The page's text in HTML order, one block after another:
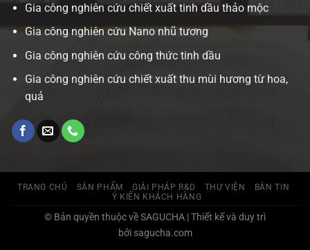
Gia công nghiên cứu chiết xuất tinh dầu thảo mộc
Gia công nghiên cứu Nano nhũ tương
Gia công nghiên cứu công thức tinh dầu
Gia công nghiên cứu chiết xuất thu mùi hương từ hoa,
quả
TRANG CHỦ SẢN PHẨM GIẢI PHÁP R&D THƯ VIỆN
BẢN TIN
Ý KIẾN KHÁCH HÀNG
© Bản quyền thuộc về SAGUCHA | Thiết kế và duy trì
bởi sagucha.com